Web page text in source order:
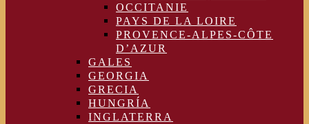
OCCITANIE
PAYS DE LA LOIRE
PROVENCE-ALPES-CÔTE
D’AZUR
GALES
GEORGIA
GRECIA
HUNGRÍA
INGLATERRA